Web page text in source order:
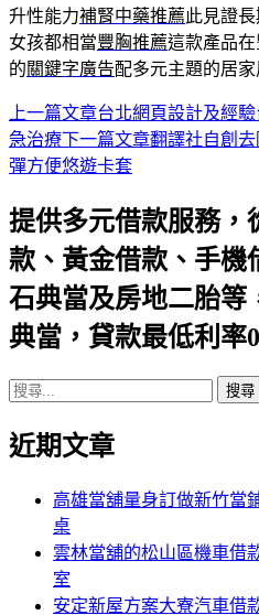
升性能力補腎中藥推薦此見證
女孩都相當豐胸推薦這款產品
的關鍵字廣告配多元主題的居
文
章
航
列
上一篇文章台北網頁設計及經
急治療下一篇文章翻譯社自創
彈方便悠遊卡套
提供多元借款服務，
款、黃金借款、手機
石典當及房地二胎等
典當，貸款最低利率
搜
關
近期文章
高雄當舖量身訂做新竹當
桌
雲林當舖的松山區機車借
室
安定新屋方案大寮汽車借